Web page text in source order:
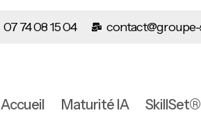
07 74 08 15 04 contact@groupe-
Accueil Maturité IA SkillSet®